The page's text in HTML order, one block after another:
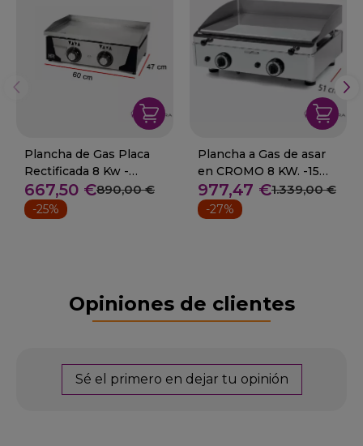
Plancha de Gas Placa
Rectificada 8 Kw -
15mm
667,50 €890,00 €
-25%
Plancha a Gas de asar
en CROMO 8 KW. -15
mm.
977,47 €1.339,00 €
-27%
Opiniones de clientes
Sé el primero en dejar tu opinión